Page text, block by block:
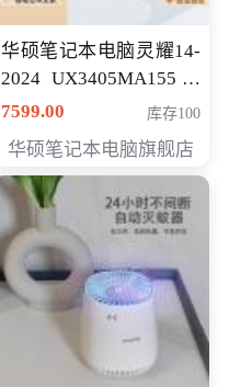
华硕笔记本电脑灵耀14-
2024 UX3405MA155冰
川银 oled 智慧轻薄本 会
7599.00 库存100
华硕笔记本电脑旗舰店